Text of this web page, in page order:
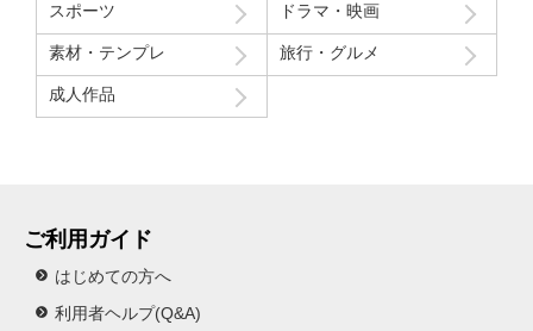
スポーツ ドラマ・映画
素材・テンプレ 旅行・グルメ
成人作品
ご利用ガイド
はじめての方へ
利用者ヘルプ(Q&A)